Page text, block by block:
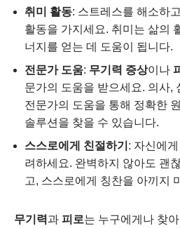
취미 활동: 스트레스를 해소하
활동을 가지세요. 취미는 삶의
너지를 얻는 데 도움이 됩니다.
전문가 도움: 무기력 증상이나
문가의 도움을 받으세요. 의사,
전문가의 도움을 통해 정확한
솔루션을 찾을 수 있습니다.
스스로에게 친절하기 : 자신에
려하세요. 완벽하지 않아도 괜
고, 스스로에게 칭찬을 아끼지
무기력과 피로는 누구에게나 찾